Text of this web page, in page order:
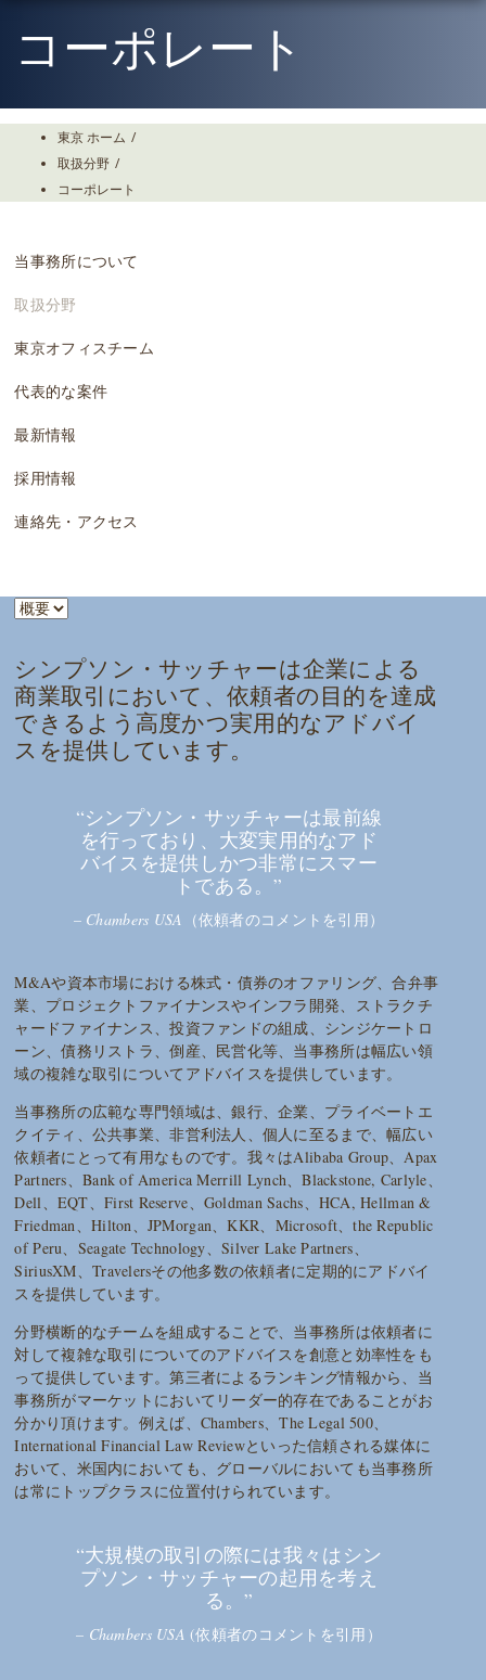
Theコーポレート
東京 ホーム /
取扱分野 /
コーポレート
当事務所について
取扱分野
東京オフィスチーム
代表的な案件
最新情報
採用情報
連絡先・アクセス
シンプソン・サッチャーは企業による
商業取引において、依頼者の目的を達成
できるよう高度かつ実用的なアドバイ
スを提供しています。
“シンプソン・サッチャーは最前線
を行っており、大変実用的なアド
バイスを提供しかつ非常にスマー
トである。”
– Chambers USA （依頼者のコメントを引用）
M&Aや資本市場における株式・債券のオファリング、合弁事
業、プロジェクトファイナンスやインフラ開発、ストラクチ
ャードファイナンス、投資ファンドの組成、シンジケートロ
ーン、債務リストラ、倒産、民営化等、当事務所は幅広い領
域の複雑な取引についてアドバイスを提供しています。
当事務所の広範な専門領域は、銀行、企業、プライベートエ
クイティ、公共事業、非営利法人、個人に至るまで、幅広い
依頼者にとって有用なものです。我々はAlibaba Group、Apax
Partners、Bank of America Merrill Lynch、Blackstone, Carlyle、
Dell、EQT、First Reserve、Goldman Sachs、HCA, Hellman &
Friedman、Hilton、JPMorgan、KKR、Microsoft、the Republic
of Peru、Seagate Technology、Silver Lake Partners、
SiriusXM、Travelersその他多数の依頼者に定期的にアドバイ
スを提供しています。
分野横断的なチームを組成することで、当事務所は依頼者に
対して複雑な取引についてのアドバイスを創意と効率性をも
って提供しています。第三者によるランキング情報から、当
事務所がマーケットにおいてリーダー的存在であることがお
分かり頂けます。例えば、Chambers、The Legal 500、
International Financial Law Reviewといった信頼される媒体に
おいて、米国内においても、グローバルにおいても当事務所
は常にトップクラスに位置付けられています。
“大規模の取引の際には我々はシン
プソン・サッチャーの起用を考え
る。”
– Chambers USA (依頼者のコメントを引用）